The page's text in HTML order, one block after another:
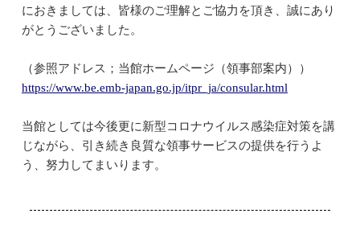
におきましては、皆様のご理解とご協力を頂き、誠にあり
がとうございました。
（参照アドレス；当館ホームページ（領事部案内））
https://www.be.emb-japan.go.jp/itpr_ja/consular.html
当館としては今後更に新型コロナウイルス感染症対策を講
じながら、引き続き良質な領事サービスの提供を行うよ
う、努力してまいります。